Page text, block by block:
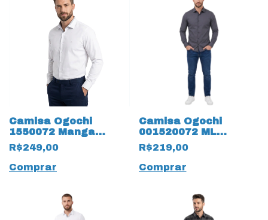
Camisa Ogochi
1550072 Manga
Longa 19886 Slim
Essencial
R$249,00
Comprar
Camisa Ogochi
001520072 ML
Essencial Slim 19865
Chumbo
R$219,00
Comprar